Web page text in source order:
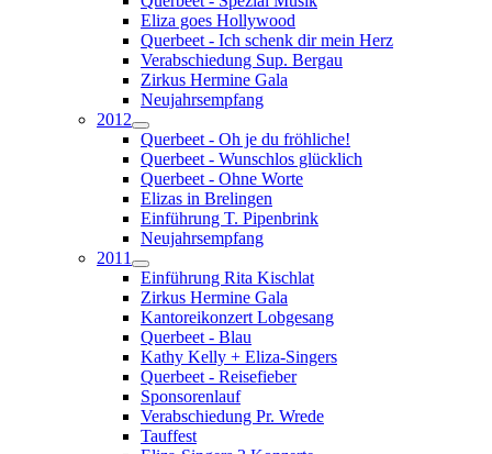
Eliza goes Hollywood
Querbeet - Ich schenk dir mein Herz
Verabschiedung Sup. Bergau
Zirkus Hermine Gala
Neujahrsempfang
2012
Querbeet - Oh je du fröhliche!
Querbeet - Wunschlos glücklich
Querbeet - Ohne Worte
Elizas in Brelingen
Einführung T. Pipenbrink
Neujahrsempfang
2011
Einführung Rita Kischlat
Zirkus Hermine Gala
Kantoreikonzert Lobgesang
Querbeet - Blau
Kathy Kelly + Eliza-Singers
Querbeet - Reisefieber
Sponsorenlauf
Verabschiedung Pr. Wrede
Tauffest